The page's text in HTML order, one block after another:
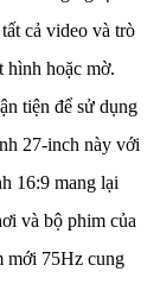
cả video và trò
hình hoặc mờ.
tiện để sử dụng
27-inch này với
16:9 mang lại
và bộ phim của
mới 75Hz cung